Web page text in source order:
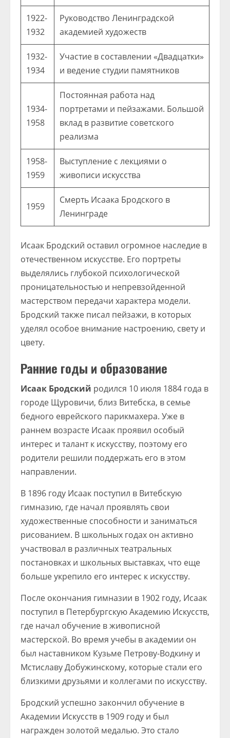
1922-
1932
Руководство Ленинградской
академией художеств
1932-
1934
Участие в составлении «Двадцатки»
и ведение студии памятников
1934-
1958
Постоянная работа над
портретами и пейзажами. Большой
вклад в развитие советского
реализма
1958-
1959
Выступление с лекциями о
живописи искусства
1959
Смерть Исаака Бродского в
Ленинграде
Исаак Бродский оставил огромное наследие в
отечественном искусстве. Его портреты
выделялись глубокой психологической
проницательностью и непревзойденной
мастерством передачи характера модели.
Бродский также писал пейзажи, в которых
уделял особое внимание настроению, свету и
цвету.
Ранние годы и образование
Исаак Бродский родился 10 июля 1884 года в
городе Щуровичи, близ Витебска, в семье
бедного еврейского парикмахера. Уже в
раннем возрасте Исаак проявил особый
интерес и талант к искусству, поэтому его
родители решили поддержать его в этом
направлении.
В 1896 году Исаак поступил в Витебскую
гимназию, где начал проявлять свои
художественные способности и заниматься
рисованием. В школьных годах он активно
участвовал в различных театральных
постановках и школьных выставках, что еще
больше укрепило его интерес к искусству.
После окончания гимназии в 1902 году, Исаак
поступил в Петербургскую Академию Искусств,
где начал обучение в живописной
мастерской. Во время учебы в академии он
был наставником Кузьме Петрову-Водкину и
Мстиславу Добужинскому, которые стали его
близкими друзьями и коллегами по искусству.
Бродский успешно закончил обучение в
Академии Искусств в 1909 году и был
награжден золотой медалью. Это стало